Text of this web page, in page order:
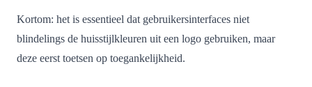
Kortom: het is essentieel dat gebruikersinterfaces niet
blindelings de huisstijlkleuren uit een logo gebruiken, maar
deze eerst toetsen op toegankelijkheid.